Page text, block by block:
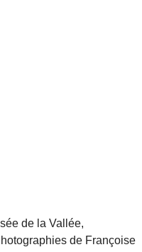
de la Vallée,
de Françoise